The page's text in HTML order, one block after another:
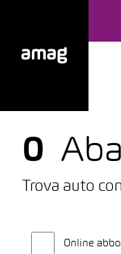
0
Trova auto
Online